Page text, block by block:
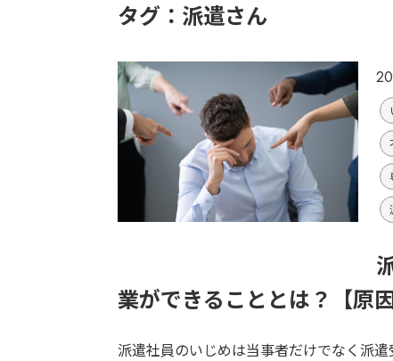
タグ：派遣さん
業ができることとは？【原
派遣社員のいじめは当事者だけでなく派